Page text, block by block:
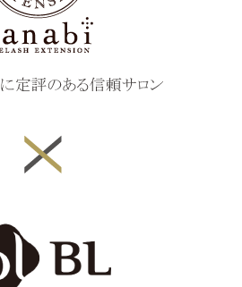
お問い合わせ